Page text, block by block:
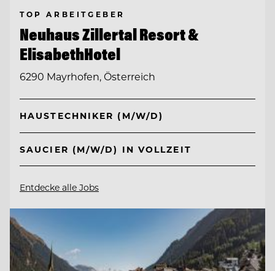
TOP ARBEITGEBER
Neuhaus Zillertal Resort &
ElisabethHotel
6290 Mayrhofen, Österreich
HAUSTECHNIKER (M/W/D)
SAUCIER (M/W/D) IN VOLLZEIT
Entdecke alle Jobs